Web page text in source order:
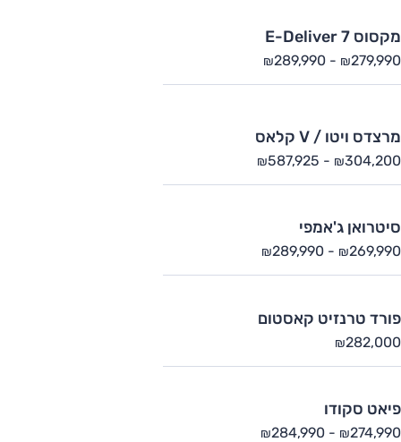
מקסוס E-Deliver 7
₪279,990
-
₪289,990
מרצדס ויטו / V קלאס
₪304,200
-
₪587,925
סיטרואן ג'אמפי
₪269,990
-
₪289,990
פורד טרנזיט קאסטום
₪282,000
פיאט סקודו
₪274,990
-
₪284,990